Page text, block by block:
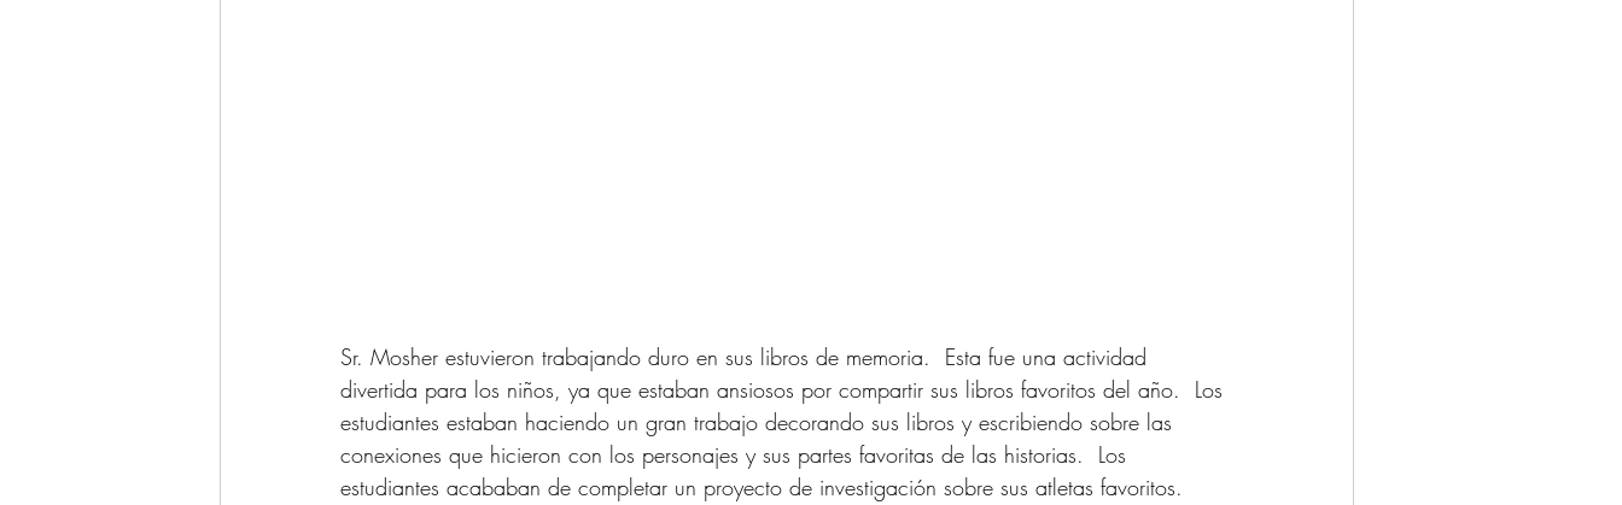
Sr. Mosher estuvieron trabajando duro en sus libros de memoria.  Esta fue una actividad
divertida para los niños, ya que estaban ansiosos por compartir sus libros favoritos del año.  Los
estudiantes estaban haciendo un gran trabajo decorando sus libros y escribiendo sobre las
conexiones que hicieron con los personajes y sus partes favoritas de las historias.  Los
estudiantes acababan de completar un proyecto de investigación sobre sus atletas favoritos.